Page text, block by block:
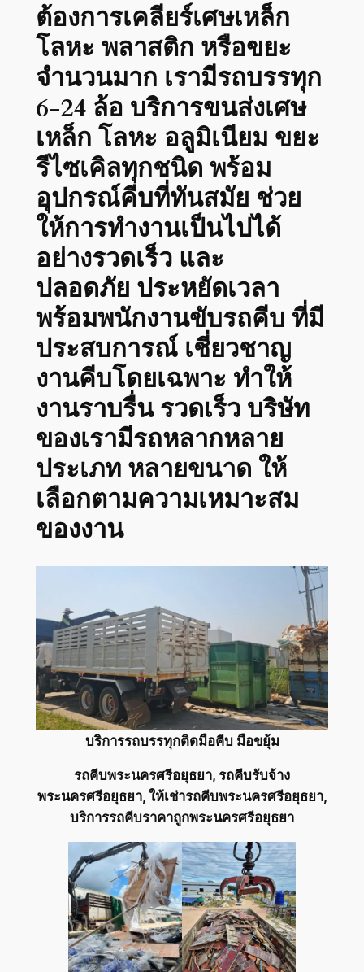
ต้องการเคลียร์เศษเหล็ก
โลหะ พลาสติก หรือขยะ
จำนวนมาก เรามีรถบรรทุก
6-24 ล้อ บริการขนส่งเศษ
เหล็ก โลหะ อลูมิเนียม ขยะ
รีไซเคิลทุกชนิด พร้อม
อุปกรณ์คีบที่ทันสมัย ช่วย
ให้การทำงานเป็นไปได้
อย่างรวดเร็ว และ
ปลอดภัย ประหยัดเวลา
พร้อมพนักงานขับรถคีบ ที่มี
ประสบการณ์ เชี่ยวชาญ
งานคีบโดยเฉพาะ ทำให้
งานราบรื่น รวดเร็ว บริษัท
ของเรามีรถหลากหลาย
ประเภท หลายขนาด ให้
เลือกตามความเหมาะสม
ของงาน
บริการรถบรรทุกติดมือคีบ มือขยุ้ม
รถคีบพระนครศรีอยุธยา, รถคีบรับจ้าง
พระนครศรีอยุธยา, ให้เช่ารถคีบพระนครศรีอยุธยา,
บริการรถคีบราคาถูกพระนครศรีอยุธยา